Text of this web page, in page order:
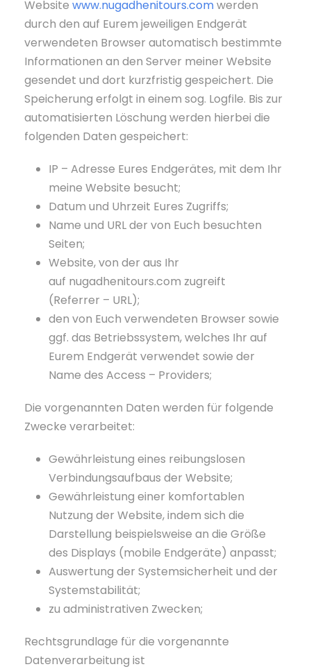
Website www.nugadhenitours.comwerden
durch den auf Eurem jeweiligen Endgerät
verwendeten Browser automatisch bestimmte
Informationen an den Server meiner Website
gesendet und dort kurzfristig gespeichert. Die
Speicherung erfolgt in einem sog. Logfile. Bis zur
automatisierten Löschung werden hierbei die
folgenden Daten gespeichert:
IP – Adresse Eures Endgerätes, mit dem Ihr
meine Website besucht;
Datum und Uhrzeit Eures Zugriffs;
Name und URL der von Euch besuchten
Seiten;
Website, von der aus Ihr
auf nugadhenitours.com zugreift
(Referrer – URL);
den von Euch verwendeten Browser sowie
ggf. das Betriebssystem, welches Ihr auf
Eurem Endgerät verwendet sowie der
Name des Access – Providers;
Die vorgenannten Daten werden für folgende
Zwecke verarbeitet:
Gewährleistung eines reibungslosen
Verbindungsaufbaus der Website;
Gewährleistung einer komfortablen
Nutzung der Website, indem sich die
Darstellung beispielsweise an die Größe
des Displays (mobile Endgeräte) anpasst;
Auswertung der Systemsicherheit und der
Systemstabilität;
zu administrativen Zwecken;
Rechtsgrundlage für die vorgenannte
Datenverarbeitung ist